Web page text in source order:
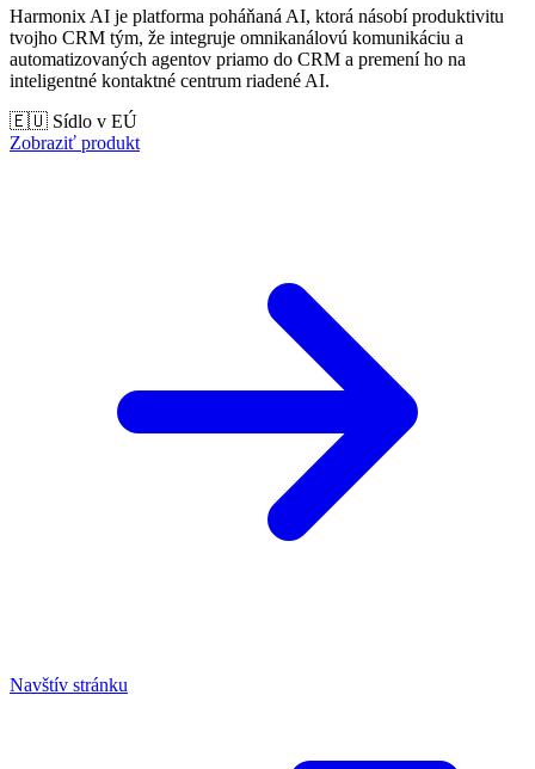
Harmonix AI je platforma poháňaná AI, ktorá násobí produktivitu
tvojho CRM tým, že integruje omnikanálovú komunikáciu a
automatizovaných agentov priamo do CRM a premení ho na
inteligentné kontaktné centrum riadené AI.
🇪🇺 Sídlo v EÚ
Zobraziť produkt
Navštív stránku